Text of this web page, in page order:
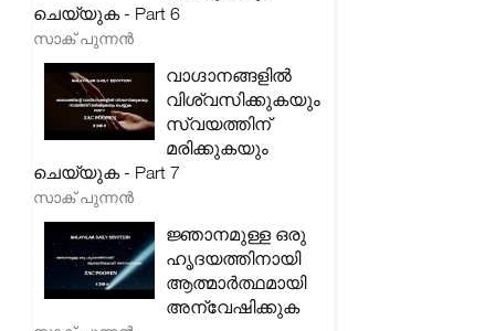
ചെയ്യുക - Part 6
സാക് പുന്നൻ
വാഗ്ദാനങ്ങളിൽ
വിശ്വസിക്കുകയും
സ്വയത്തിന്
മരിക്കുകയും
ചെയ്യുക - Part 7
സാക് പുന്നൻ
ജ്ഞാനമുള്ള ഒരു
ഹൃദയത്തിനായി
ആത്മാർത്ഥമായി
അന്വേഷിക്കുക